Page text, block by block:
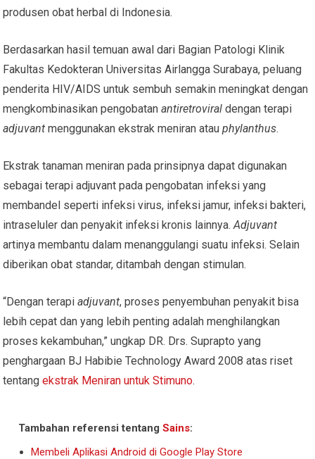
produsen obat herbal di Indonesia.
Berdasarkan hasil temuan awal dari Bagian Patologi Klinik
Fakultas Kedokteran Universitas Airlangga Surabaya, peluang
penderita HIV/AIDS untuk sembuh semakin meningkat dengan
mengkombinasikan pengobatan antiretroviral dengan terapi
adjuvant menggunakan ekstrak meniran atauphylanthus.
Ekstrak tanaman meniran pada prinsipnya dapat digunakan
sebagai terapi adjuvant pada pengobatan infeksi yang
membandel seperti infeksi virus, infeksi jamur, infeksi bakteri,
intraseluler dan penyakit infeksi kronis lainnya.Adjuvant
artinya membantu dalam menanggulangi suatu infeksi. Selain
diberikan obat standar, ditambah dengan stimulan.
“Dengan terapiadjuvant, proses penyembuhan penyakit bisa
lebih cepat dan yang lebih penting adalah menghilangkan
proses kekambuhan,” ungkap DR. Drs. Suprapto yang
penghargaan BJ Habibie Technology Award 2008 atas riset
tentangekstrak Meniran untuk Stimuno.
Tambahan referensi tentangSains:
Membeli Aplikasi Android di Google Play Store